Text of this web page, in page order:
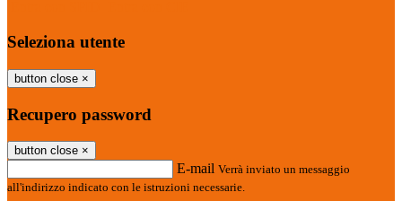
Seleziona utente
button close ×
Recupero password
button close ×
E-mail Verrà inviato un messaggio
all'indirizzo indicato con le istruzioni necessarie.